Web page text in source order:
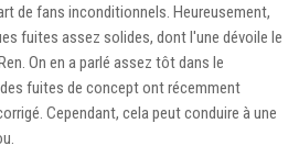
de fans inconditionnels. Heureusement,
fuites assez solides, dont l'une dévoile le
On en a parlé assez tôt dans le
fuites de concept ont récemment
Cependant, cela peut conduire à une